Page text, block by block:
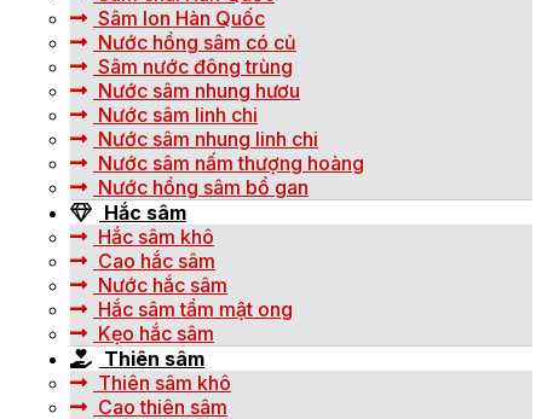
Sâm lon Hàn Quốc
Nước hồng sâm có củ
Sâm nước đông trùng
Nước sâm nhung hươu
Nước sâm linh chi
Nước sâm nhung linh chi
Nước sâm nấm thượng hoàng
Nước hồng sâm bổ gan
Hắc sâm
Hắc sâm khô
Cao hắc sâm
Nước hắc sâm
Hắc sâm tẩm mật ong
Kẹo hắc sâm
Thiên sâm
Thiên sâm khô
Cao thiên sâm